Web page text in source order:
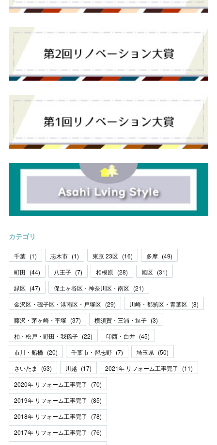
カテゴリ
千葉 (1) 志木市 (1) 東京 23区 (16) 多摩 (49)
町田 (44) 八王子 (7) 相模原 (28) 旭区 (31)
緑区 (47) 保土ヶ谷区・神奈川区・南区 (21)
金沢区・磯子区・港南区・戸塚区 (29) 川崎・都筑区・青葉区 (8)
藤沢・茅ヶ崎・平塚 (37) 横須賀・三浦・逗子 (3)
柏・松戸・野田・我孫子 (22) 印西・白井 (45)
市川・船橋 (20) 千葉市・習志野 (7) 埼玉県 (50)
さいたま
(63) 川越 (17) 2021年 リフォーム工事完了 (11)
2020年 リフォーム工事完了
(70)
2019年 リフォーム工事完了
(85)
2018年 リフォーム工事完了
(78)
2017年 リフォーム工事完了
(76)